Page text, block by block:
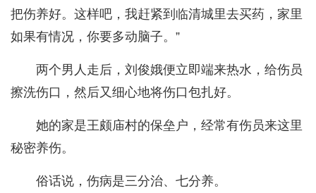
把伤养好。这样吧，我赶紧到临清城里去买药，家里
如果有情况，你要多动脑子。”
两个男人走后，刘俊娥便立即端来热水，给伤员
擦洗伤口，然后又细心地将伤口包扎好。
她的家是王颇庙村的保垒户，经常有伤员来这里
秘密养伤。
俗话说，伤病是三分治、七分养。